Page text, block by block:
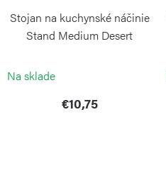
Stojan na kuchynské náčinie
Stand Medium Desert
Na sklade
€10,75